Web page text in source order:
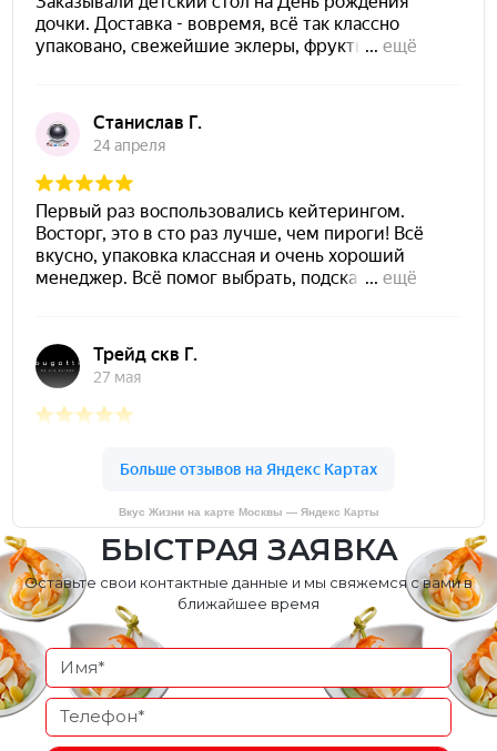
Вкус Жизни на карте Москвы — Яндекс Карты
БЫСТРАЯ ЗАЯВКА
Оставьте свои контактные данные и мы свяжемся с вами в
ближайшее время